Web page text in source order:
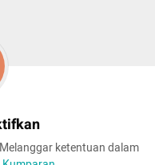
ketentuan dalam